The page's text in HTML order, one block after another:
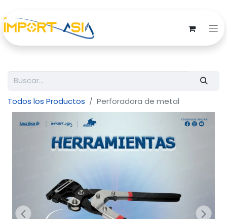
Todos los Productos Perforadora de metal